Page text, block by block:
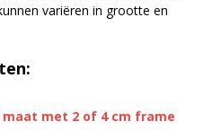
variëren in grootte en
met 2 of 4 cm frame